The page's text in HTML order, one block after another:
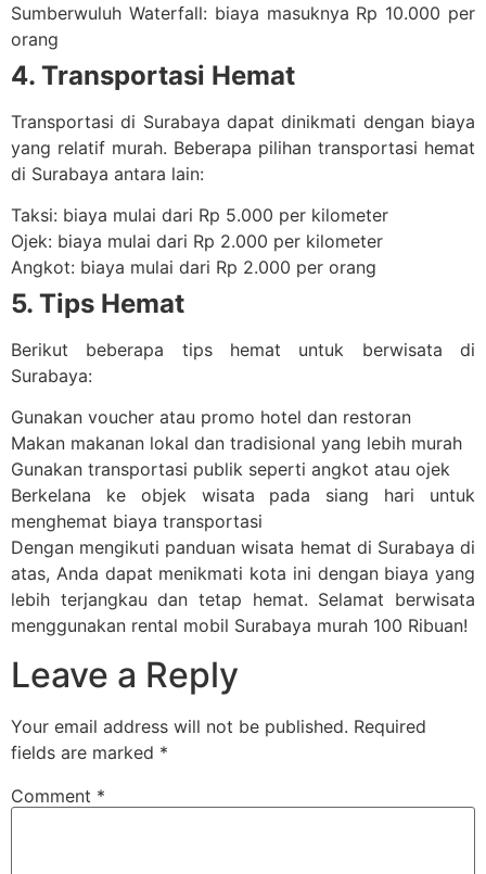
Sumberwuluh Waterfall: biaya masuknya Rp 10.000 per
orang
4. Transportasi Hemat
Transportasi di Surabaya dapat dinikmati dengan biaya
yang relatif murah. Beberapa pilihan transportasi hemat
di Surabaya antara lain:
Taksi: biaya mulai dari Rp 5.000 per kilometer
Ojek: biaya mulai dari Rp 2.000 per kilometer
Angkot: biaya mulai dari Rp 2.000 per orang
5. Tips Hemat
Berikut beberapa tips hemat untuk berwisata di
Surabaya:
Gunakan voucher atau promo hotel dan restoran
Makan makanan lokal dan tradisional yang lebih murah
Gunakan transportasi publik seperti angkot atau ojek
Berkelana ke objek wisata pada siang hari untuk
menghemat biaya transportasi
Dengan mengikuti panduan wisata hemat di Surabaya di
atas, Anda dapat menikmati kota ini dengan biaya yang
lebih terjangkau dan tetap hemat. Selamat berwisata
menggunakan rental mobil Surabaya murah 100 Ribuan!
Leave a Reply
Your email address will not be published. Required
fields are marked *
Comment *